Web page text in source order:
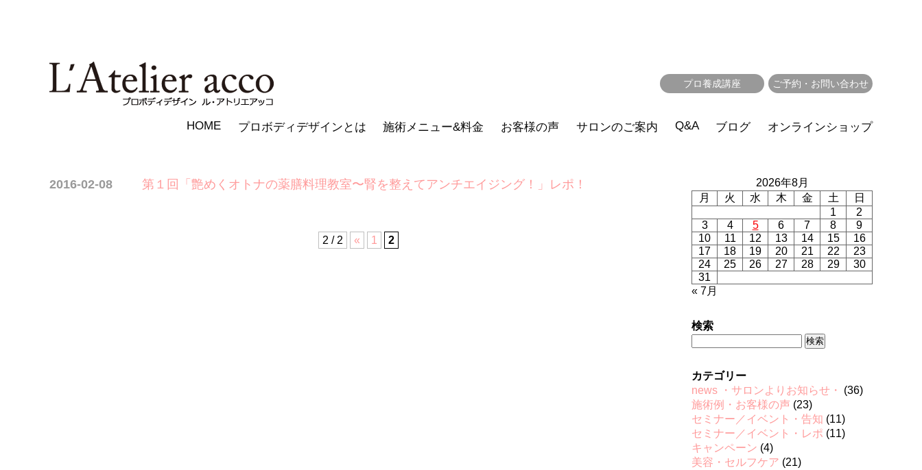
プロ養成講座 ご予約・お問い合わせ
HOME プロボディデザインとは 施術メニュー&料金 お客様の声 サロンのご案内 Q&A ブログ オンラインショップ
2016-02-08 第１回「艶めくオトナの薬膳料理教室〜腎を整えてアンチエイジング！」レポ！
2 / 2 « 1 2
2026年8月
月
火 水 木 金 土
日
1
2
3
4 5 6 7 8
9
10
11 12 13 14 15
16
17
18 19 20 21 22
23
24
25 26 27 28 29
30
31
« 7月
検索
カテゴリー
news ・サロンよりお知らせ・
(36)
施術例・お客様の声 (23)
セミナー／イベント・告知 (11)
セミナー／イベント・レポ (11)
キャンペーン (4)
美容・セルフケア (21)